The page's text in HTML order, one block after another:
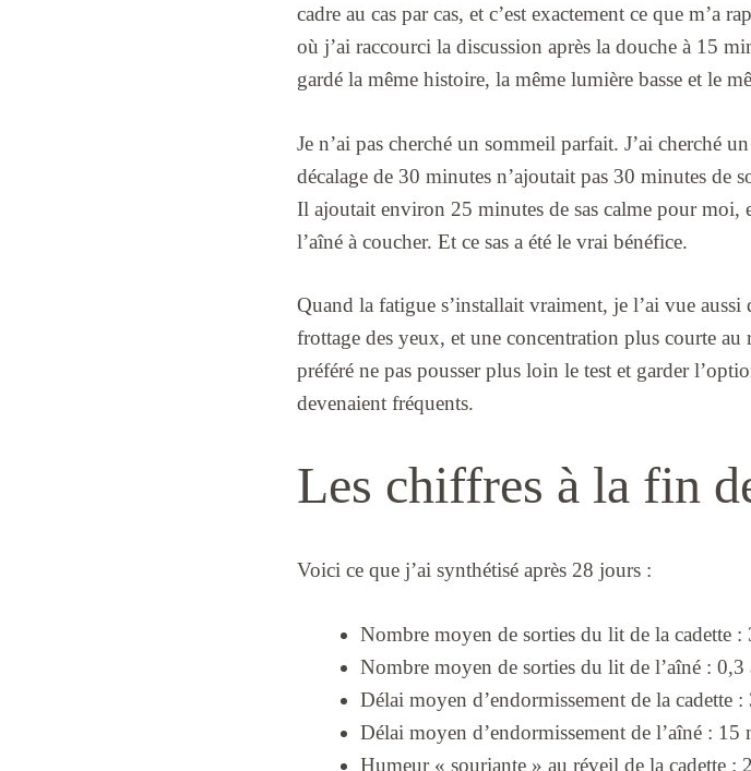
cadre au cas par cas, et c’est exactement ce que m’a
où j’ai raccourci la discussion après la douche à 15
gardé la même histoire, la même lumière basse et le
Je n’ai pas cherché un sommeil parfait. J’ai cherché
décalage de 30 minutes n’ajoutait pas 30 minutes de
Il ajoutait environ 25 minutes de sas calme pour moi,
l’aîné à coucher. Et ce sas a été le vrai bénéfice.
Quand la fatigue s’installait vraiment, je l’ai vue
frottage des yeux, et une concentration plus courte au
préféré ne pas pousser plus loin le test et garder
devenaient fréquents.
Les chiffres à la fin
Voici ce que j’ai synthétisé après 28 jours :
Nombre moyen de sorties du lit de la cadette :
Nombre moyen de sorties du lit de l’aîné : 0,3
Délai moyen d’endormissement de la cadette
Délai moyen d’endormissement de l’aîné :
Humeur « souriante » au réveil de la cadette :